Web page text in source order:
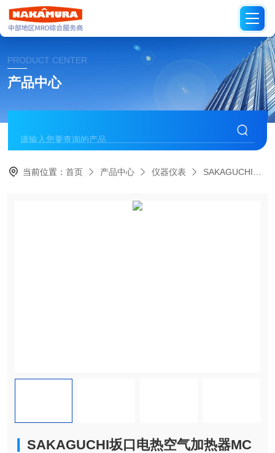
PRODUCT CENTER
产品中心
当前位置：首页 产品中心 仪器仪表 SAKAGUCHI日本坂口电热
SAKAGUCHI坂口电热空气加热器MC